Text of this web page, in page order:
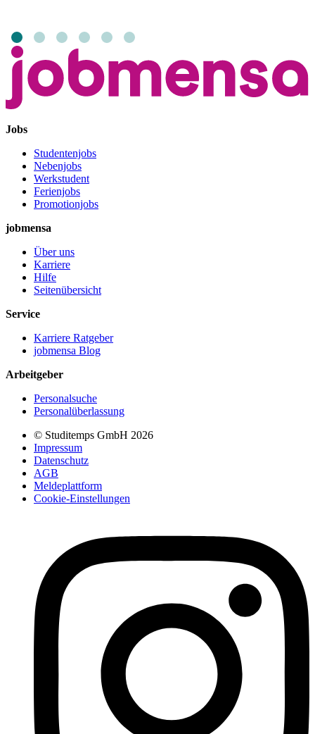
Jobs
Studentenjobs
Nebenjobs
Werkstudent
Ferienjobs
Promotionjobs
jobmensa
Über uns
Karriere
Hilfe
Seitenübersicht
Service
Karriere Ratgeber
jobmensa Blog
Arbeitgeber
Personalsuche
Personalüberlassung
© Studitemps GmbH 2026
Impressum
Datenschutz
AGB
Meldeplattform
Cookie-Einstellungen